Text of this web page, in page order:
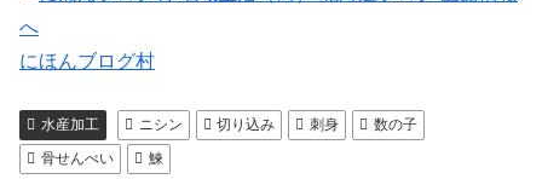
にほんブログ村
水産加工 ニシン 切り込み 刺身
数の子
骨せんべい
鰊